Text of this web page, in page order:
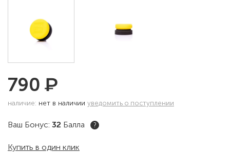
790 ₽
наличие: нет в наличии уведомить о поступлении
Ваш Бонус: 32 Балла ?
Купить в один клик